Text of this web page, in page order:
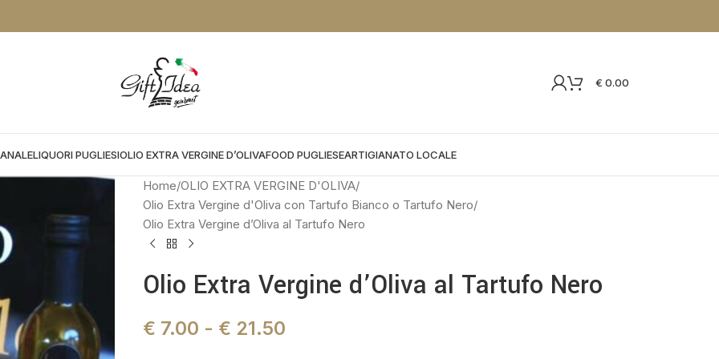
€ 0.00
LIQUORI PUGLIESIOLIO EXTRA VERGINE D’OLIVAFOOD PUGLIESEARTIGIANATO LOCALE
Home OLIO EXTRA VERGINE D'OLIVA
Olio Extra Vergine d'Oliva con Tartufo Bianco o Tartufo Nero
Olio Extra Vergine d’Oliva al Tartufo Nero
Olio Extra Vergine d’Oliva al Tartufo Nero
€ 7.00 - € 21.50